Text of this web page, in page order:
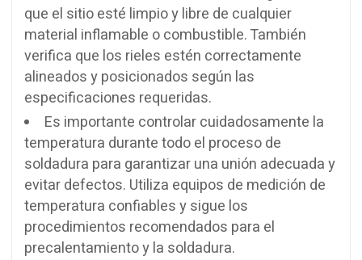
que el sitio esté limpio y libre de cualquier
material inflamable o combustible. También
verifica que los rieles estén correctamente
alineados y posicionados según las
especificaciones requeridas.
Es importante controlar cuidadosamente la
temperatura durante todo el proceso de
soldadura para garantizar una unión adecuada y
evitar defectos. Utiliza equipos de medición de
temperatura confiables y sigue los
procedimientos recomendados para el
precalentamiento y la soldadura.